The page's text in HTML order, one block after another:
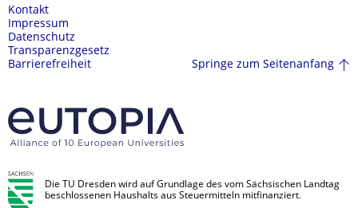
Kontakt
Impressum
Datenschutz
Transparenzgesetz
Barrierefreiheit
Springe zum Seitenanfang
Die TU Dresden wird auf Grundlage des vom Sächsischen Landtag
beschlossenen Haushalts aus Steuermitteln mitfinanziert.